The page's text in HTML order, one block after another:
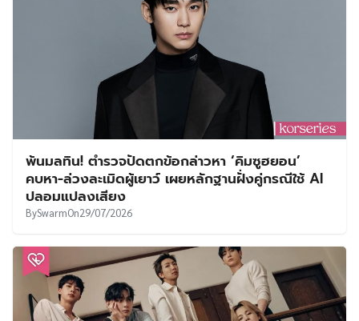
พ้นมลทิน! ตำรวจปัดตกข้อกล่าวหา ‘คิมซูฮยอน’
คบหา-ล่วงละเมิดผู้เยาว์ เผยหลักฐานฝั่งคู่กรณีใช้ AI
ปลอมแปลงเสียง
BySwarmOn29/07/2026